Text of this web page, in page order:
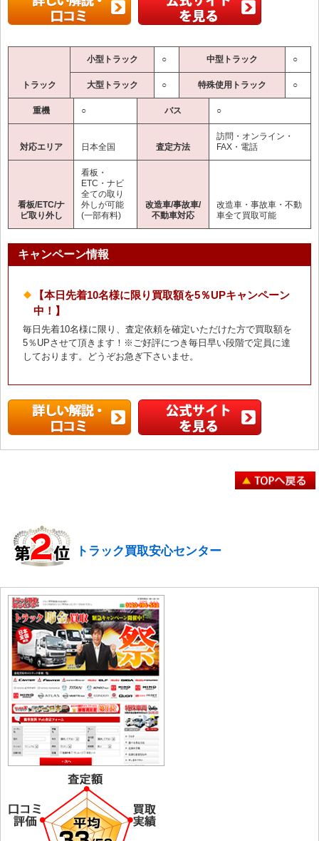
トラック
小型トラック ○ 中型トラック ○
大型トラック ○ 特殊使用トラック ○
重機 ○ バス ○
対応エリア 日本全国 査定方法
訪問・オンライン・
FAX・電話
看板/ETC/ナ
ビ取り外し
看板・
ETC・ナビ
全ての取り
外しが可能
(一部有料)
改造車/事故車/
不動車対応
改造車・事故車・不動
車全て買取可能
キャンペーン情報
【本日先着10名様に限り買取額を5％UPキャンペーン
中！】
毎日先着10名様に限り、査定依頼を確定いただけた方で買取額を
5％UPさせて頂きます！※ご好評につき毎日早い段階で定員に達
しております。どうぞお急ぎ下さいませ。
トラック買取安心センター